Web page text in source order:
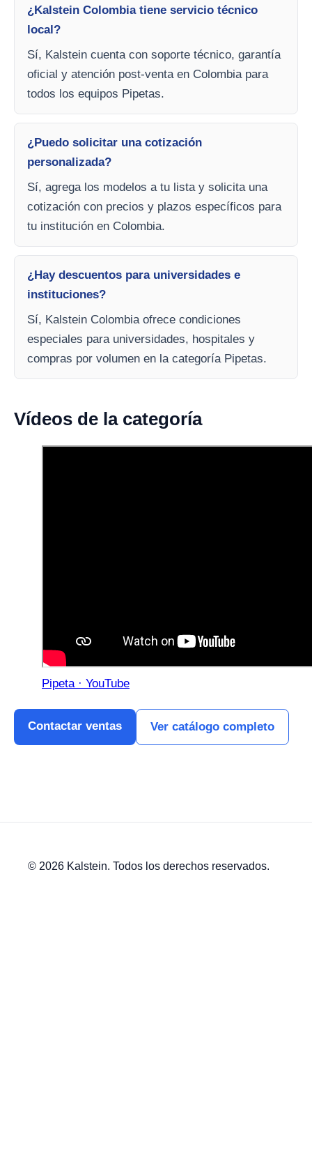
¿Kalstein Colombia tiene servicio técnico
local?
Sí, Kalstein cuenta con soporte técnico, garantía
oficial y atención post-venta en Colombia para
todos los equipos Pipetas.
¿Puedo solicitar una cotización
personalizada?
Sí, agrega los modelos a tu lista y solicita una
cotización con precios y plazos específicos para
tu institución en Colombia.
¿Hay descuentos para universidades e
instituciones?
Sí, Kalstein Colombia ofrece condiciones
especiales para universidades, hospitales y
compras por volumen en la categoría Pipetas.
Vídeos de la categoría
Pipeta · YouTube
Contactar ventas Ver catálogo completo
© 2026 Kalstein. Todos los derechos reservados.